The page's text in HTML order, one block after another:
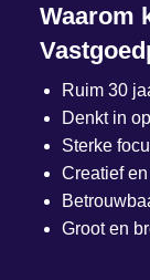
Waarom
Ruim 30
Denkt in
Sterke
Creatief
Groot en